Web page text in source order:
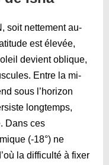
soit nettement au-
est élevée,
devient oblique,
Entre la mi-
sous l’horizon
longtemps,
Dans ces
(-18°) ne
la difficulté à fixer